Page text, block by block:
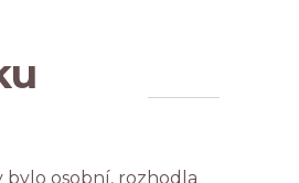
bylo osobní, rozhodla